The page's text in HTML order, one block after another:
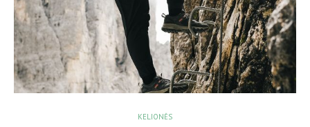
KELIONĖS